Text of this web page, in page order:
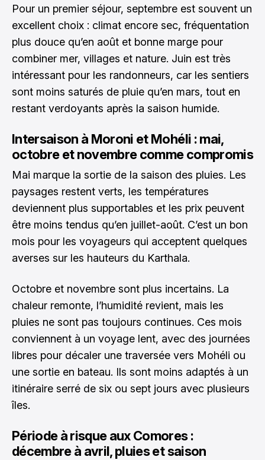
Pour un premier séjour, septembre est souvent un
excellent choix : climat encore sec, fréquentation
plus douce qu’en août et bonne marge pour
combiner mer, villages et nature. Juin est très
intéressant pour les randonneurs, car les sentiers
sont moins saturés de pluie qu’en mars, tout en
restant verdoyants après la saison humide.
Intersaison à Moroni et Mohéli : mai,
octobre et novembre comme compromis
Mai marque la sortie de la saison des pluies. Les
paysages restent verts, les températures
deviennent plus supportables et les prix peuvent
être moins tendus qu’en juillet-août. C’est un bon
mois pour les voyageurs qui acceptent quelques
averses sur les hauteurs du Karthala.
Octobre et novembre sont plus incertains. La
chaleur remonte, l’humidité revient, mais les
pluies ne sont pas toujours continues. Ces mois
conviennent à un voyage lent, avec des journées
libres pour décaler une traversée vers Mohéli ou
une sortie en bateau. Ils sont moins adaptés à un
itinéraire serré de six ou sept jours avec plusieurs
îles.
Période à risque aux Comores :
décembre à avril, pluies et saison